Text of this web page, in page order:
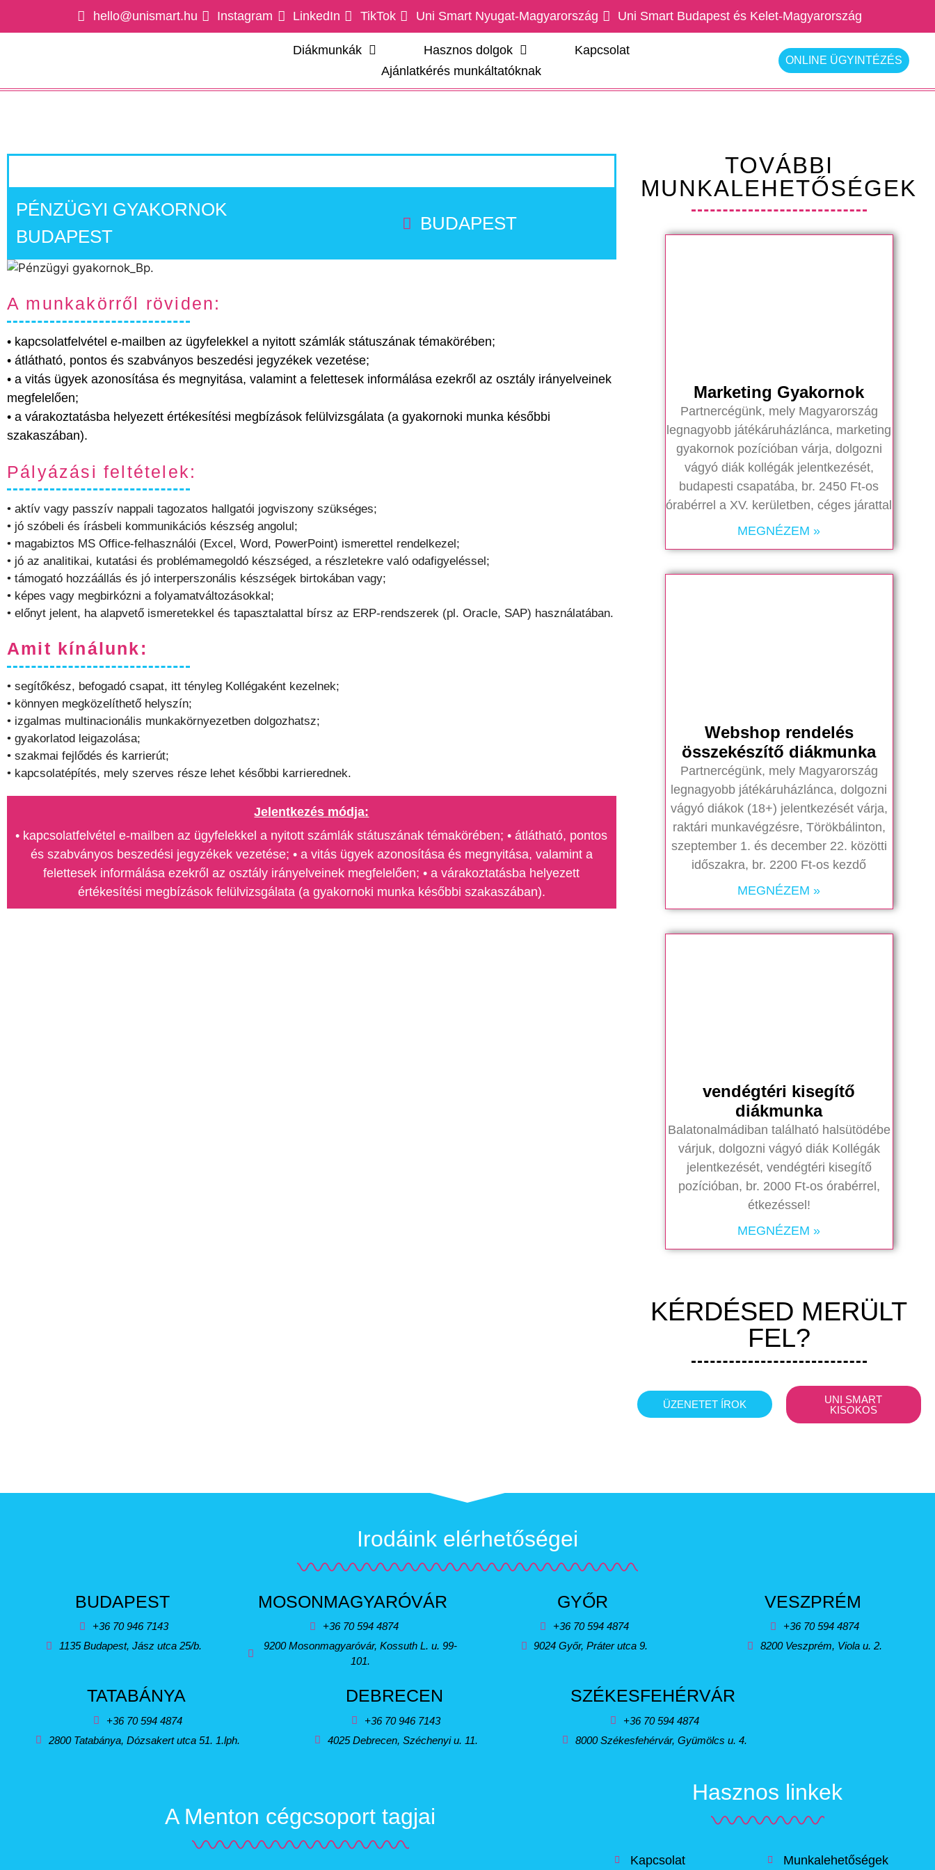
hello@unismart.hu Instagram LinkedIn TikTok Uni Smart Nyugat-Magyarország Uni Smart Budapest és Kelet-Magyarország
Diákmunkák Hasznos dolgok
Kapcsolat
Ajánlatkérés munkáltatóknak
ONLINE ÜGYINTÉZÉS
PÉNZÜGYI GYAKORNOK
BUDAPEST
BUDAPEST
A munkakörről röviden:
• kapcsolatfelvétel e-mailben az ügyfelekkel a nyitott számlák státuszának témakörében;
• átlátható, pontos és szabványos beszedési jegyzékek vezetése;
• a vitás ügyek azonosítása és megnyitása, valamint a felettesek informálása ezekről az osztály irányelveinek
megfelelően;
• a várakoztatásba helyezett értékesítési megbízások felülvizsgálata (a gyakornoki munka későbbi
szakaszában).
Pályázási feltételek:
• aktív vagy passzív nappali tagozatos hallgatói jogviszony szükséges;
• jó szóbeli és írásbeli kommunikációs készség angolul;
• magabiztos MS Office-felhasználói (Excel, Word, PowerPoint) ismerettel rendelkezel;
• jó az analitikai, kutatási és problémamegoldó készséged, a részletekre való odafigyeléssel;
• támogató hozzáállás és jó interperszonális készségek birtokában vagy;
• képes vagy megbirkózni a folyamatváltozásokkal;
• előnyt jelent, ha alapvető ismeretekkel és tapasztalattal bírsz az ERP-rendszerek (pl. Oracle, SAP) használatában.
Amit kínálunk:
• segítőkész, befogadó csapat, itt tényleg Kollégaként kezelnek;
• könnyen megközelíthető helyszín;
• izgalmas multinacionális munkakörnyezetben dolgozhatsz;
• gyakorlatod leigazolása;
• szakmai fejlődés és karrierút;
• kapcsolatépítés, mely szerves része lehet későbbi karrierednek.
Jelentkezés módja:
• kapcsolatfelvétel e-mailben az ügyfelekkel a nyitott számlák státuszának témakörében; • átlátható, pontos
és szabványos beszedési jegyzékek vezetése; • a vitás ügyek azonosítása és megnyitása, valamint a
felettesek informálása ezekről az osztály irányelveinek megfelelően; • a várakoztatásba helyezett
értékesítési megbízások felülvizsgálata (a gyakornoki munka későbbi szakaszában).
TOVÁBBI
MUNKALEHETŐSÉGEK
Marketing Gyakornok
Partnercégünk, mely Magyarország
legnagyobb játékáruházlánca, marketing
gyakornok pozícióban várja, dolgozni
vágyó diák kollégák jelentkezését,
budapesti csapatába, br. 2450 Ft-os
órabérrel a XV. kerületben, céges járattal
MEGNÉZEM »
Webshop rendelés
összekészítő diákmunka
Partnercégünk, mely Magyarország
legnagyobb játékáruházlánca, dolgozni
vágyó diákok (18+) jelentkezését várja,
raktári munkavégzésre, Törökbálinton,
szeptember 1. és december 22. közötti
időszakra, br. 2200 Ft-os kezdő
MEGNÉZEM »
vendégtéri kisegítő
diákmunka
Balatonalmádiban található halsütödébe
várjuk, dolgozni vágyó diák Kollégák
jelentkezését, vendégtéri kisegítő
pozícióban, br. 2000 Ft-os órabérrel,
étkezéssel!
MEGNÉZEM »
KÉRDÉSED MERÜLT
FEL?
ÜZENETET ÍROK
UNI SMART
KISOKOS
Irodáink elérhetőségei
BUDAPEST
+36 70 946 7143
1135 Budapest, Jász utca 25/b.
MOSONMAGYARÓVÁR
+36 70 594 4874
9200 Mosonmagyaróvár, Kossuth L. u. 99-
101.
GYŐR
+36 70 594 4874
9024 Győr, Práter utca 9.
VESZPRÉM
+36 70 594 4874
8200 Veszprém, Viola u. 2.
TATABÁNYA
+36 70 594 4874
2800 Tatabánya, Dózsakert utca 51. 1.lph.
DEBRECEN
+36 70 946 7143
4025 Debrecen, Széchenyi u. 11.
SZÉKESFEHÉRVÁR
+36 70 594 4874
8000 Székesfehérvár, Gyümölcs u. 4.
A Menton cégcsoport tagjai
Hasznos linkek
Kapcsolat Munkalehetőségek